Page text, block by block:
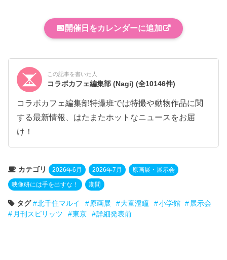
📅 開催日をカレンダーに追加
この記事を書いた人
コラボカフェ編集部 (Nagi)(全10146件)
コラボカフェ編集部特撮班では特撮や動物作品に関
する最新情報、はたまたホットなニュースをお届
け！
カテゴリ 2026年6月 2026年7月 原画展・展示会
映像研には手を出すな！ 期間
タグ 北千住マルイ 原画展 大童澄瞳 小学館
展示会
月刊スピリッツ
東京 詳細発表前